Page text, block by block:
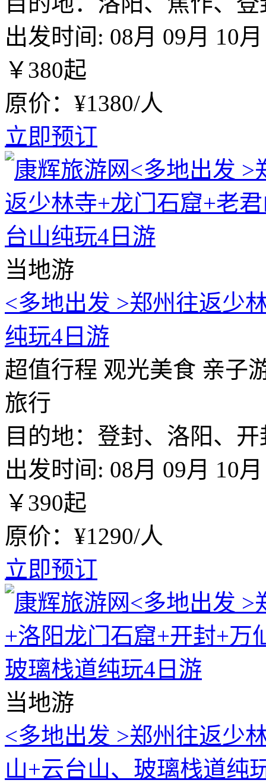
出发时间: 08月 09月 10月
￥380起
原价：¥1380/人
立即预订
当地游
<多地出发 >郑州往返少
纯玩4日游
超值行程 观光美食 亲子
旅行
目的地：登封、洛阳、开
出发时间: 08月 09月 10月
￥390起
原价：¥1290/人
立即预订
当地游
<多地出发 >郑州往返少
山+云台山、玻璃栈道纯